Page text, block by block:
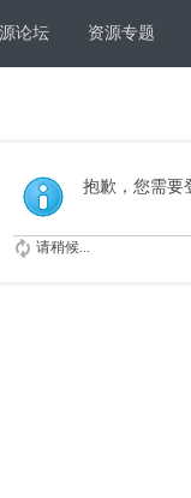
论坛 资源专题
抱歉，您需要
请稍候...